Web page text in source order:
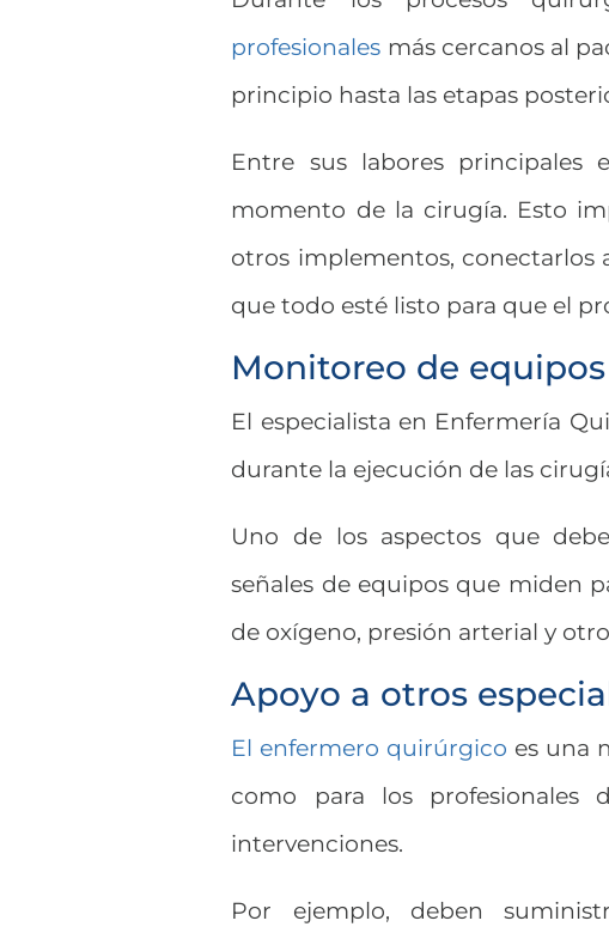
profesionales más cercanos al
principio hasta las etapas
Entre sus labores principales
momento de la cirugía. Esto
otros implementos, conectarlos
que todo esté listo para que el
Monitoreo de equipos
El especialista en Enfermería
durante la ejecución de las
Uno de los aspectos que
señales de equipos que miden
de oxígeno, presión arterial y
Apoyo a otros
El enfermero quirúrgico es una
como para los
intervenciones.
Por ejemplo, deben